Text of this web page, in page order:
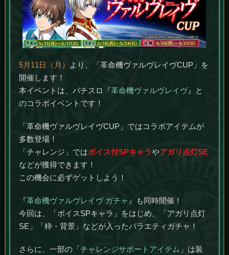
5月11日（月）
より、「革命機ヴァルヴレイヴCUP」を
開催します！
本イベントは、パチスロ『革命機ヴァルヴレイヴ』と
のコラボイベントです！
「革命機ヴァルヴレイヴCUP」ではコラボアイテムが
多数登場！
「チャレンジ」ではボイス付SPキャラやアガリ点灯SE
などが獲得できます！
この機会に必ずゲットしよう！
『革命機ヴァルヴレイヴ ガチャ 』も同時開催！
今回は、「ボイスSPキャラ」をはじめ、「アガリ点灯
SE」「枠・背景」などが入ったバラエティガチャ！
さらに、一部の「チャレンジサポートアイテム 」は装